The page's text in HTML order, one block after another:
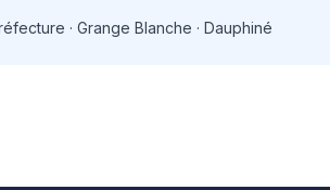
· Grange Blanche · Dauphiné